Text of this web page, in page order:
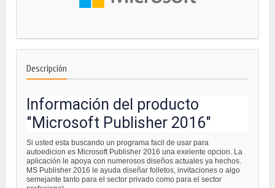
Descripción
Información del producto
"Microsoft Publisher 2016"
Si usted esta buscando un programa facil de usar para
autoedicion es Microsoft Publisher 2016 una exelente opcion. La
aplicación le apoya con numerosos diseños actuales ya hechos.
MS Publisher 2016 le ayuda diseñar folletos, invitaciones o algo
semejante tanto para el sector privado como para el sector